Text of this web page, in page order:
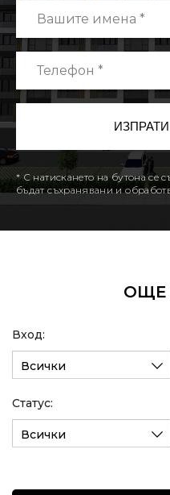
* С натискането на бутона се
бъдат съхранявани и
ОЩЕ
Вход:
Всички
Статус:
Всички